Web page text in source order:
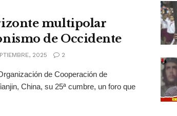
multipolar
de Occidente
2025 2
de Cooperación de
China, su 25ª cumbre, un foro que